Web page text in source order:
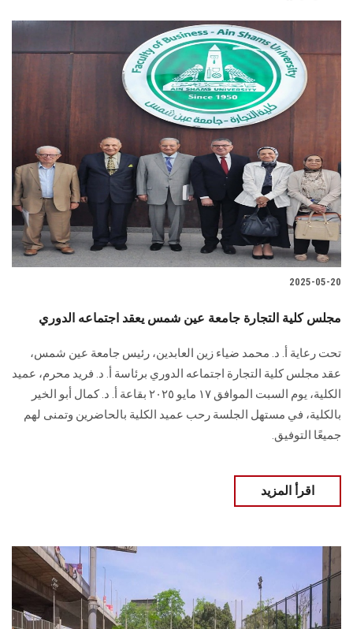
الأنظمة الذكية
تواصل معنا
الطلاب
هيئة التدريس
الدراسات العليا
الزائـرون
سجل الان
2025-05-20
مجلس كلية التجارة جامعة عين شمس يعقد اجتماعه الدوري
تحت رعاية أ. د. محمد ضياء زين العابدين، رئيس جامعة عين شمس،
عقد مجلس كلية التجارة اجتماعه الدوري برئاسة أ. د. فريد محرم، عميد
الكلية، يوم السبت الموافق ١٧ مايو ٢٠٢٥ بقاعة أ. د. كمال أبو الخير
بالكلية، في مستهل الجلسة رحب عميد الكلية بالحاضرين وتمنى لهم
جميعًا التوفيق.
اقرأ المزيد